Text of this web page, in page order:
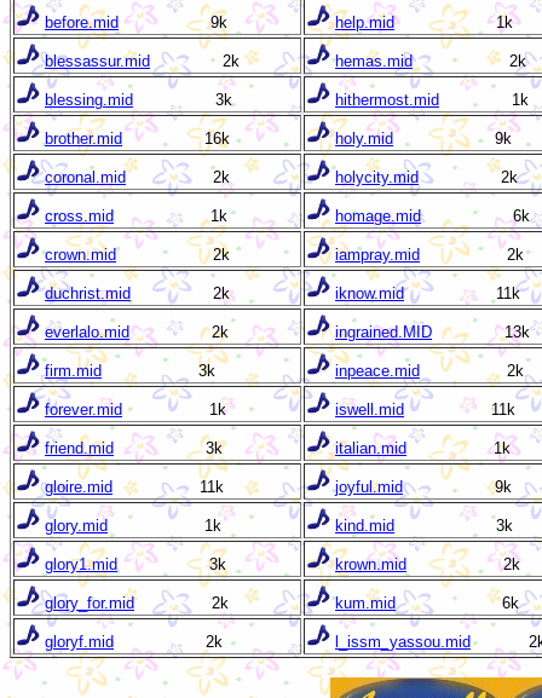
before.mid 9k help.mid1k
blessassur.mid 2k hemas.mid2k
blessing.mid 3k hithermost.mid 1k
brother.mid 16k holy.mid 9k
coronal.mid 2k holycity.mid2k
cross.mid1k homage.mid6k
crown.mid2k iampray.mid 2k
duchrist.mid 2k iknow.mid11k
everlalo.mid 2k ingrained.MID 13k
firm.mid 3k inpeace.mid 2k
forever.mid 1k iswell.mid 11k
friend.mid 3k italian.mid 1k
gloire.mid 11k joyful.mid9k
glory.mid 1k kind.mid 3k
glory1.mid 3k krown.mid 2k
glory_for.mid2k kum.mid6k
gloryf.mid2k l_issm_yassou.mid